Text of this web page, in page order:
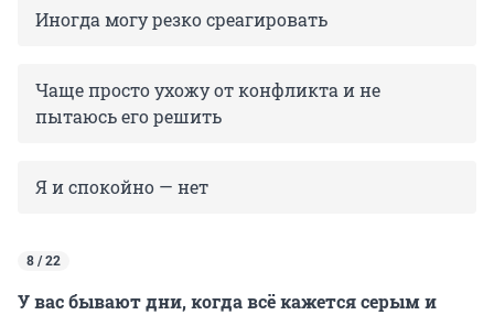
Иногда могу резко среагировать
Чаще просто ухожу от конфликта и не
пытаюсь его решить
Я и спокойно — нет
8 / 22
У вас бывают дни, когда всё кажется серым и